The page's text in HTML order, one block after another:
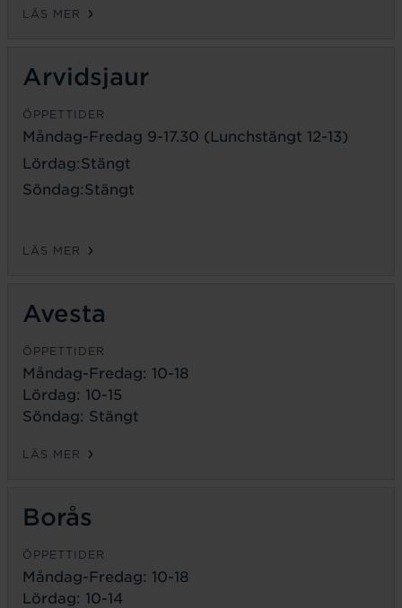
LÄS MER
Arvidsjaur
ÖPPETTIDER
Måndag-Fredag 9-17.30 (Lunchstängt 12-13)
Lördag:Stängt
Söndag:Stängt
LÄS MER
Avesta
ÖPPETTIDER
Måndag-Fredag: 10-18
Lördag: 10-15
Söndag: Stängt
LÄS MER
Borås
ÖPPETTIDER
Måndag-Fredag: 10-18
Lördag: 10-14